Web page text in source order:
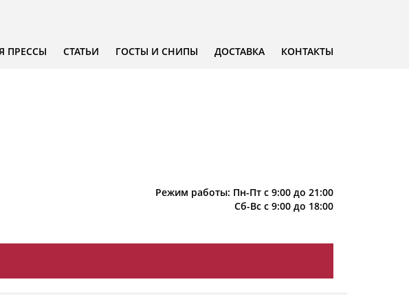
ПРЕССЫ СТАТЬИ ГОСТЫ И СНИПЫ ДОСТАВКА КОНТАКТЫ
Режим работы: Пн-Пт с 9:00 до 21:00
Сб-Вс с 9:00 до 18:00